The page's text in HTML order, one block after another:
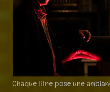
Chaque titre pose une